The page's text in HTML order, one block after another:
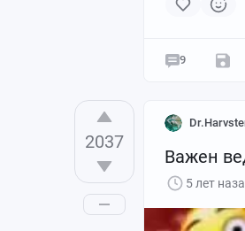
Черная
Африки. Это
умеренного
9
2037
Важен
5 лет